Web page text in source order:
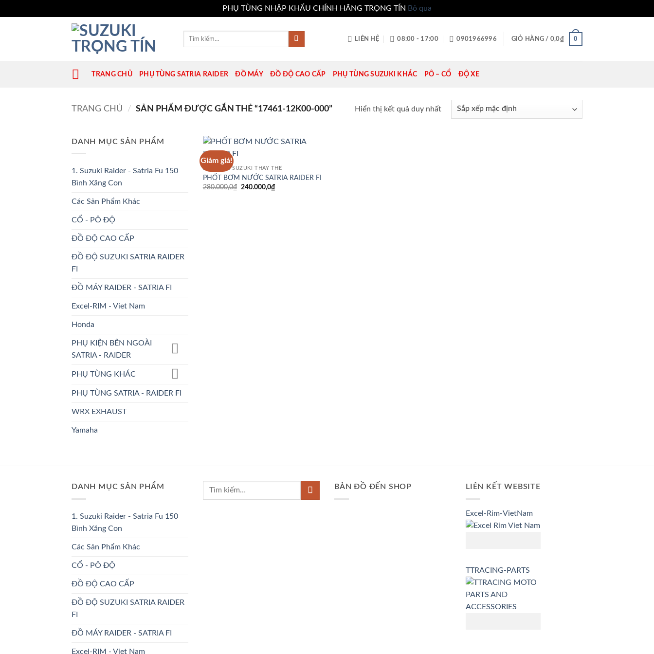
PHỤ TÙNG NHẬP KHẨU CHÍNH HÃNG TRỌNG TÍN Bỏ qua
Tìm
LIÊN HỆ 08:00 - 17:00 0901966996 GIỎ HÀNG / 0,0₫ 0
TRANG CHỦ PHỤ TÙNG SATRIA RAIDER ĐỒ MÁY ĐỒ ĐỘ CAO CẤP PHỤ TÙNG SUZUKI KHÁC PÔ – CỔ ĐỘ XE
TRANG CHỦ / SẢN PHẨM ĐƯỢC GẮN THẺ “17461-12K00-000” Hiển thị kết quả duy nhất
DANH MỤC SẢN PHẨM
1. Suzuki Raider - Satria Fu 150
Bình Xăng Con
Các Sản Phẩm Khác
CỔ - PÔ ĐỘ
ĐỒ ĐỘ CAO CẤP
ĐỒ ĐỘ SUZUKI SATRIA RAIDER
FI
ĐỒ MÁY RAIDER - SATRIA FI
Excel-RIM - Viet Nam
Honda
PHỤ KIỆN BÊN NGOÀI
SATRIA - RAIDER
PHỤ TÙNG KHÁC
PHỤ TÙNG SATRIA - RAIDER FI
WRX EXHAUST
Yamaha
Giảm giá!
LINH KIỆN SUZUKI THAY THẾ
PHỐT BƠM NƯỚC SATRIA RAIDER FI
280.000,0₫
Giá
240.000,0₫
DANH MỤC SẢN PHẨM
1. Suzuki Raider - Satria Fu 150
Bình Xăng Con
Các Sản Phẩm Khác
CỔ - PÔ ĐỘ
ĐỒ ĐỘ CAO CẤP
ĐỒ ĐỘ SUZUKI SATRIA RAIDER
FI
ĐỒ MÁY RAIDER - SATRIA FI
Excel-RIM - Viet Nam
BẢN ĐỒ ĐẾN SHOP LIÊN KẾT WEBSITE
Excel-Rim-VietNam
TTRACING-PARTS